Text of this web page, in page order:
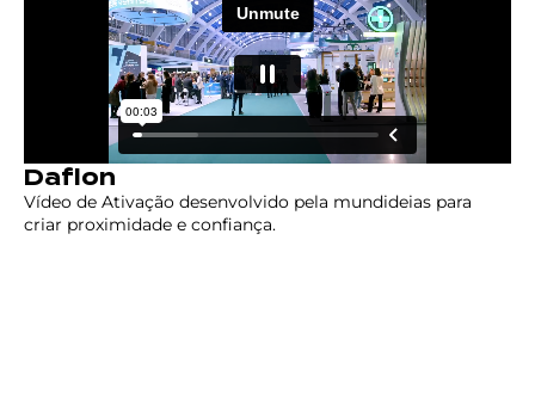
Daflon
Vídeo de Ativação desenvolvido pela mundideias para
criar proximidade e confiança.